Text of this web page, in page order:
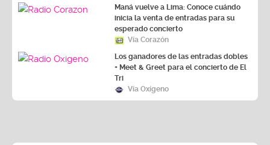
inicia la venta de entradas para su
esperado concierto
Vía Corazón
Los ganadores de las entradas dobles
+ Meet & Greet para el concierto de El
Tri